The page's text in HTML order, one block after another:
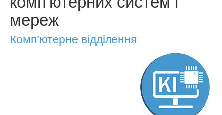
мереж
Комп’ютерне відділення